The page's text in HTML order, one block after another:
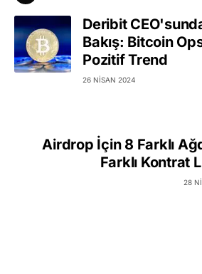
Deribit
Bakış: Bitcoin
Pozitif Trend
26 NISAN 2024
Airdrop İçin 8 Farklı
Farklı Kontrat
28